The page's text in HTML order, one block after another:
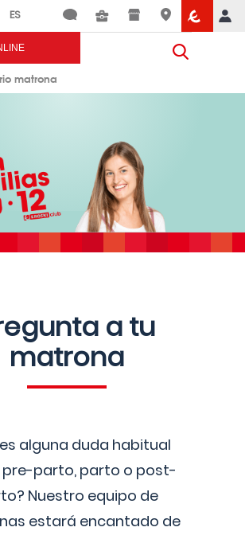
matrona
a tu
matrona
alguna duda habitual
pre-parto, parto o post-
Nuestro equipo de
estará encantado de